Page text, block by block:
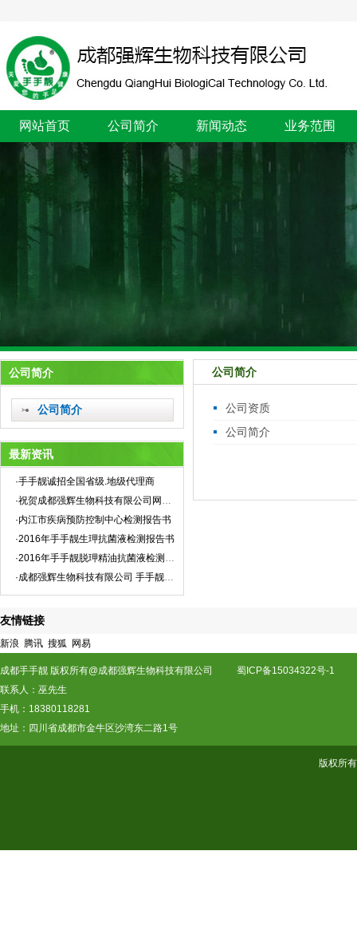
网站首页 公司简介 新闻动态 业务范围
公司简介
公司简介
最新资讯
·手手靓诚招全国省级.地级代理商
·祝贺成都强辉生物科技有限公司网站全新上线！
·内江市疾病预防控制中心检测报告书
·2016年手手靓生玾抗菌液检测报告书
·2016年手手靓脱玾精油抗菌液检测报告书
·成都强辉生物科技有限公司 手手靓企业标准
公司简介
公司资质
公司简介
友情链接
新浪 腾讯 搜狐 网易
成都手手靓 版权所有@成都强辉生物科技有限公司 蜀ICP备15034322号-1
联系人：巫先生
手机：18380118281
地址：四川省成都市金牛区沙湾东二路1号
版权所